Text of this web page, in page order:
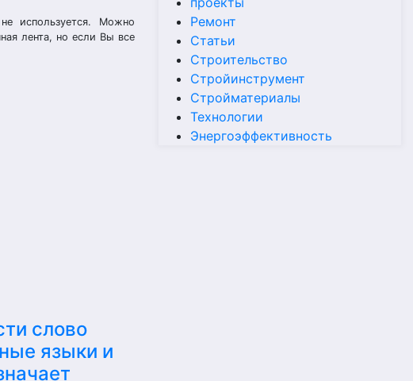
используется. Можно
лента, но если Вы все
слово
языки и
Ремонт
Статьи
Строительство
Стройинструмент
Стройматериалы
Технологии
Энергоэффективность